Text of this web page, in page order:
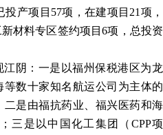
产项目57项，在建项目21项，
材料专区签约项目6项，总投资
阴：一是以福州保税港区为龙
数十家知名航运公司为主体的
是由福抗药业、福兴医药和海
三是以中国化工集团（ CPP项